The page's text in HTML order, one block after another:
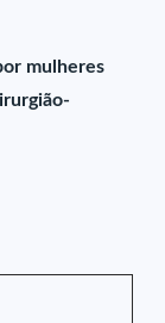
mulheres